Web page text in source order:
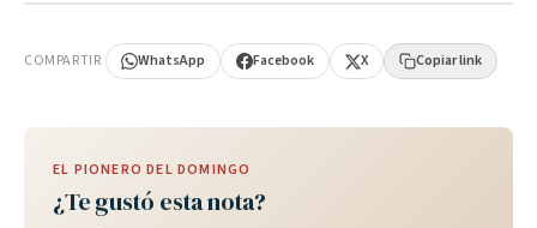
COMPARTIR WhatsApp Facebook X Copiar link
EL PIONERO DEL DOMINGO
¿Te gustó esta nota?